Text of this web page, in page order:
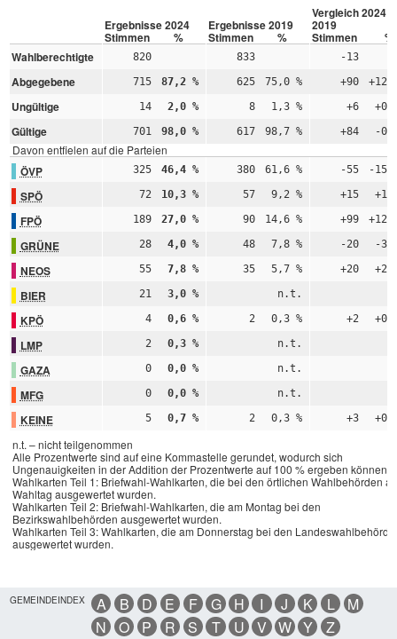
Ergebnisse 2024 Ergebnisse 2019
Vergleich 2024 –
2019
Stimmen % Stimmen % Stimmen
%
Wahlberechtigte
820 833 -13
Abgegebene 715 87,2 % 625 75,0 % +90
Ungültige 14 2,0 % 8 1,3 % +6
Gültige 701 98,0 % 617 98,7 % +84 -
Davon entfielen auf die Parteien
ÖVP 325 46,4 % 380 61,6 % -55 -
SPÖ 72 10,3 % 57 9,2 % +15
FPÖ 189 27,0 % 90 14,6 % +99
GRÜNE 28 4,0 % 48 7,8 % -20 -
NEOS 55 7,8 % 35 5,7 % +20
BIER 21 3,0 % n.t.
KPÖ 4 0,6 % 2 0,3 % +2
LMP 2 0,3 % n.t.
GAZA 0 0,0 % n.t.
MFG 0 0,0 % n.t.
KEINE 5 0,7 % 2 0,3 % +3
n.t. – nicht teilgenommen
Alle Prozentwerte sind auf eine Kommastelle gerundet, wodurch sich
Ungenauigkeiten in der Addition der Prozentwerte auf 100 % ergeben können.
Wahlkarten Teil 1: Briefwahl-Wahlkarten, die bei den örtlichen Wahlbehörden
Wahltag ausgewertet wurden.
Wahlkarten Teil 2: Briefwahl-Wahlkarten, die am Montag bei den
Bezirkswahlbehörden ausgewertet wurden.
Wahlkarten Teil 3: Wahlkarten, die am Donnerstag bei den
ausgewertet wurden.
GEMEINDEINDEX A B D E F G H I J K L
M
N
O P R S T U V W Y Z